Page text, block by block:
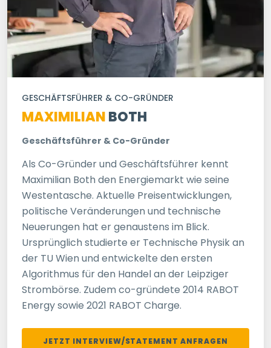
GESCHÄFTSFÜHRER & CO-GRÜNDER
MAXIMILIANBOTH
Geschäftsführer & Co-Gründer
Als Co-Gründer und Geschäftsführer kennt
Maximilian Both den Energiemarkt wie seine
Westentasche. Aktuelle Preisentwicklungen,
politische Veränderungen und technische
Neuerungen hat er genaustens im Blick.
Ursprünglich studierte er Technische Physik an
der TU Wien und entwickelte den ersten
Algorithmus für den Handel an der Leipziger
Strombörse. Zudem co-gründete 2014 RABOT
Energy sowie 2021 RABOT Charge.
JETZT INTERVIEW/STATEMENT ANFRAGEN